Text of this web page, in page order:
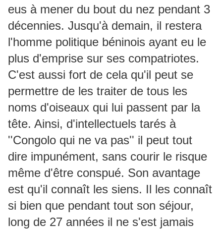
eus à mener du bout du nez pendant 3
décennies. Jusqu'à demain, il restera
l'homme politique béninois ayant eu le
plus d'emprise sur ses compatriotes.
C'est aussi fort de cela qu'il peut se
permettre de les traiter de tous les
noms d'oiseaux qui lui passent par la
tête. Ainsi, d'intellectuels tarés à
''Congolo qui ne va pas'' il peut tout
dire impunément, sans courir le risque
même d'être conspué. Son avantage
est qu'il connaît les siens. Il les connaît
si bien que pendant tout son séjour,
long de 27 années il ne s'est jamais